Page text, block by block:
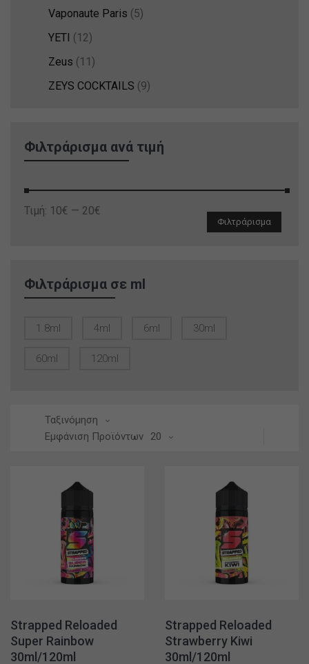
Vaponaute Paris (5)
YETI (12)
Zeus (11)
ZEYS COCKTAILS (9)
Φιλτράρισμα ανά τιμή
Ελάχιστη
Μέγιστη
Φιλτράρισμα
Τιμή: 10€ — 20€
Φιλτράρισμα σε ml
1.8ml 4ml 6ml 30ml
60ml 120ml
Ταξινόμηση
Εμφάνιση Προϊόντων
20
Strapped Reloaded
Super Rainbow
30ml/120ml
Strapped Reloaded
Strawberry Kiwi
30ml/120ml